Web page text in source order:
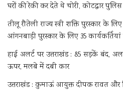
घरों की रेकी कर देते थे चोरी, कोटद्वार
तीलू रौतेली राज्य स्त्री शक्ति पुरस्कार के
आंगनबाड़ी पुरस्कार के लिए 35 कार्यकर्तियां
हाई अलर्ट पर उत्तराखंड : 85 सड़कें बंद,
ऊपर, मलबे में दबी कार
उत्तराखंड : कुमाऊं आयुक्त दीपक रावत